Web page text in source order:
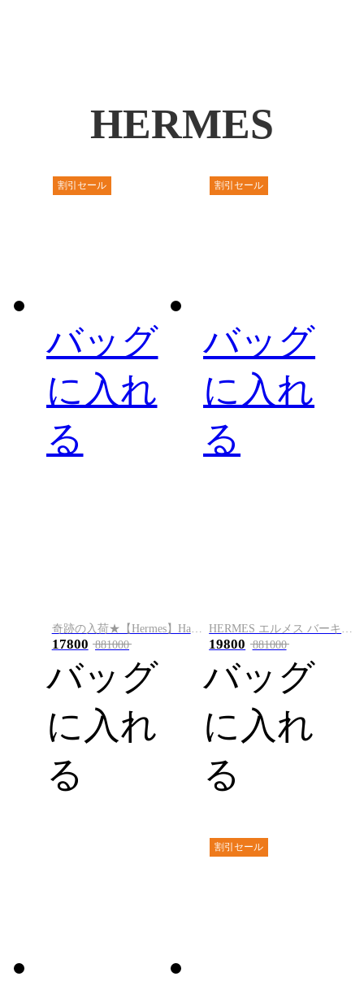
HERMES
割引セール
バッグ
に入れ
る
奇跡の入荷★【Hermes】Hac A Dos PM/黒
17800 881000
バッグ
に入れ
る
割引セール
バッグ
に入れ
る
HERMES エルメス バーキン 25cm トゴ ブラック シルバー金具
19800 881000
バッグ
に入れ
る
割引セール